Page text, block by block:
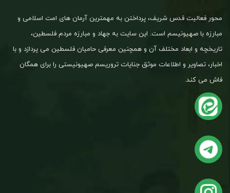
محور فعالیت قدس شریف، پرداختن به مهمترین آرمان های امت اسلامی و
مبارزه با صهیونیسم است. این سایت به جهاد و مبارزه مردم فلسطین،
تاریخچه و ابعاد مختلف آن و همچنین معرفی حامیان فلسطین می پردازد و با
اخبار، تصاویر و اطلاعات موثق جنایات تروریسم صهیونیستی را برای همگان
فاش می کند.